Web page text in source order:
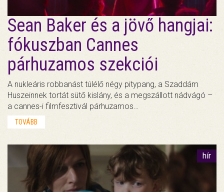
Sean Baker és a jövő hangjai:
fókuszban Cannes
párhuzamos szekciói
A nukleáris robbanást túlélő négy pitypang, a Szaddám
Huszeinnek tortát sütő kislány, és a megszállott nádvágó –
a cannes-i filmfesztivál párhuzamos…
TOVÁBB
hír